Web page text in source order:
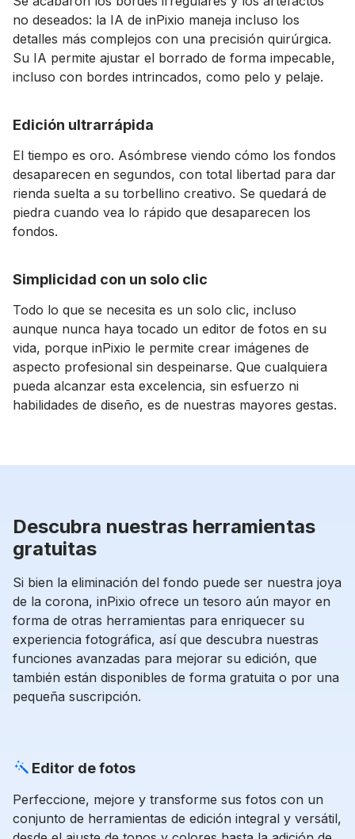
no deseados: la IA de inPixio maneja incluso los
detalles más complejos con una precisión quirúrgica.
Su IA permite ajustar el borrado de forma impecable,
incluso con bordes intrincados, como pelo y pelaje.
Edición ultrarrápida
El tiempo es oro. Asómbrese viendo cómo los fondos
desaparecen en segundos, con total libertad para dar
rienda suelta a su torbellino creativo. Se quedará de
piedra cuando vea lo rápido que desaparecen los
fondos.
Simplicidad con un solo clic
Todo lo que se necesita es un solo clic, incluso
aunque nunca haya tocado un editor de fotos en su
vida, porque inPixio le permite crear imágenes de
aspecto profesional sin despeinarse. Que cualquiera
pueda alcanzar esta excelencia, sin esfuerzo ni
habilidades de diseño, es de nuestras mayores gestas.
Descubra nuestras herramientas
gratuitas
Si bien la eliminación del fondo puede ser nuestra joya
de la corona, inPixio ofrece un tesoro aún mayor en
forma de otras herramientas para enriquecer su
experiencia fotográfica, así que descubra nuestras
funciones avanzadas para mejorar su edición, que
también están disponibles de forma gratuita o por una
pequeña suscripción.
Editor de fotos
Perfeccione, mejore y transforme sus fotos con un
conjunto de herramientas de edición integral y versátil,